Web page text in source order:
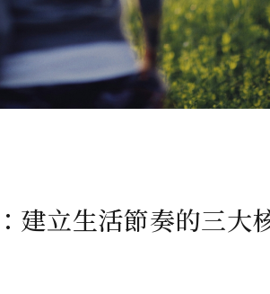
建立生活節奏的三大